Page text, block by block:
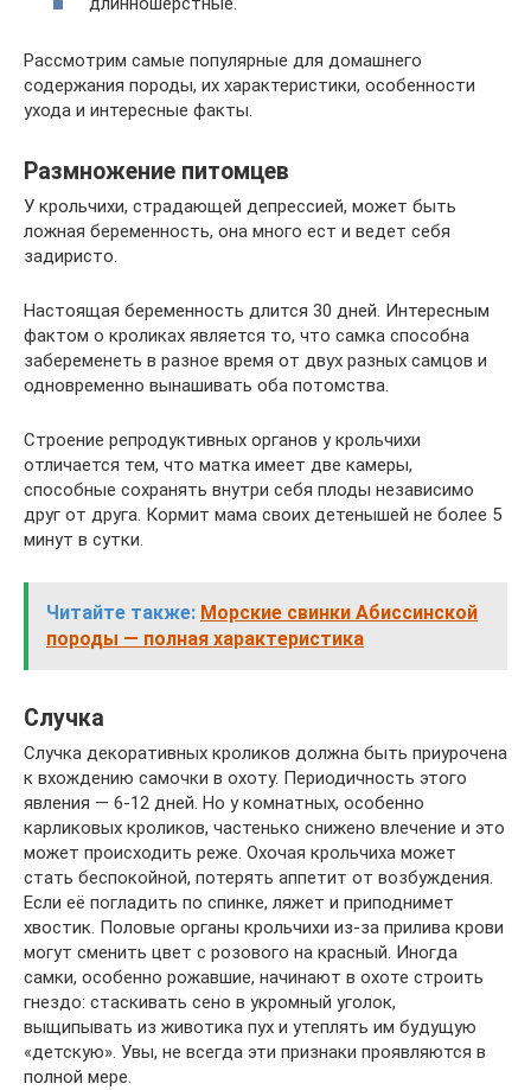
Рассмотрим самые популярные для домашнего
содержания породы, их характеристики, особенности
ухода и интересные факты.
Размножение питомцев
У крольчихи, страдающей депрессией, может быть
ложная беременность, она много ест и ведет себя
задиристо.
Настоящая беременность длится 30 дней. Интересным
фактом о кроликах является то, что самка способна
забеременеть в разное время от двух разных самцов и
одновременно вынашивать оба потомства.
Строение репродуктивных органов у крольчихи
отличается тем, что матка имеет две камеры,
способные сохранять внутри себя плоды независимо
друг от друга. Кормит мама своих детенышей не более 5
минут в сутки.
Читайте также: Морские свинки Абиссинской
породы — полная характеристика
Случка
Случка декоративных кроликов должна быть приурочена
к вхождению самочки в охоту. Периодичность этого
явления — 6-12 дней. Но у комнатных, особенно
карликовых кроликов, частенько снижено влечение и это
может происходить реже. Охочая крольчиха может
стать беспокойной, потерять аппетит от возбуждения.
Если её погладить по спинке, ляжет и приподнимет
хвостик. Половые органы крольчихи из-за прилива крови
могут сменить цвет с розового на красный. Иногда
самки, особенно рожавшие, начинают в охоте строить
гнездо: стаскивать сено в укромный уголок,
выщипывать из животика пух и утеплять им будущую
«детскую». Увы, не всегда эти признаки проявляются в
полной мере.